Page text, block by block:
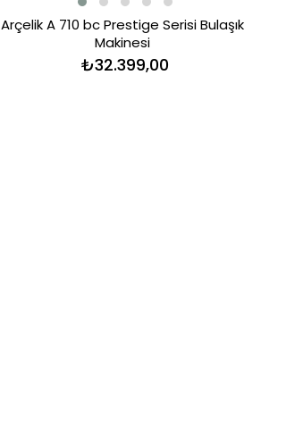
Arçelik A 710 bc Prestige Serisi Bulaşık
Makinesi
₺32.399,00